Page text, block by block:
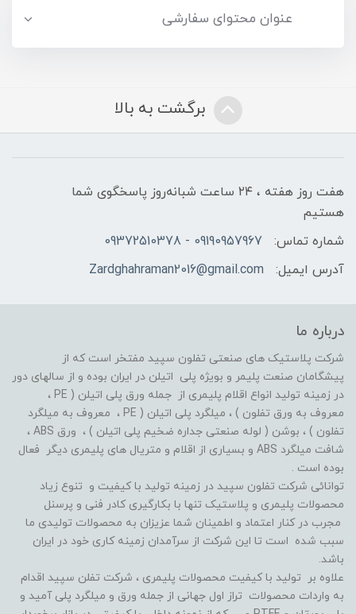
عنوان محتوای سفارشی
برگشت به بالا
هفت روز هفته ، ۲۴ ساعت شبانه‌روز پاسخگوی شما
هستیم
شماره تماس:
09190957967 - 09372510378
آدرس ایمیل:
Zardghahraman2016@gmail.com
درباره ما
شرکت پلاستیک های صنعتی تفلون سپید مفتخر است که از
پیشگامان صنعت پلیمر و بویژه پلی اتیلن در ایران بوده و از سالهای دور
در زمینه تولید انواع اقلام پلیمری از جمله ورق پلی اتیلن ( PE ،
معروف به ورق تفلون ) ، میلگرد پلی اتیلن ( PE ، معروف به میلگرد
تفلون ) ، بوشن ( لوله صنعتی جداره ضخیم پلی اتیلن ) ، ورق ABS ،
شافت میلگرد ABS و بسیاری از اقلام و متریال های پلیمری دیگر فعال
بوده است .
توانائی شرکت تفلون سپید در زمینه تولید با کیفیت و تنوع زیاد
محصولات پلیمری و پلاستیک تنها با بکارگیری کادر فنی و پرسنل
مجرب در کنار اعتماد و اطمینان شما عزیزان به محصولات تولیدی ما
سبب شده است تا این شرکت از سرآمدان زمینه کاری خود در ایران
باشد.
علاوه بر تولید با کیفیت محصولات پلیمری ، شرکت تفلن سپید اقدام
به واردات محصولات تراز اول جهانی از جمله ورق و میلگرد پلی آمید و